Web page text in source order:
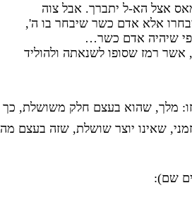
אצל הא-ל יתברך. אבל צוה
אלא אדם כשר שיבחר בו ה',
פי שיהיה אדם כשר…
רמז שסופו לשנאתה ולהוליד
זו: מלך, שהוא בעצם חלק משושלת, כך
שאינו יוצר שושלת, שזה בעצם מה
שם):